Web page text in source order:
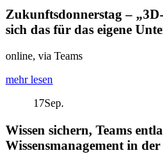
Zukunftsdonnerstag –
sich das für das eigene
online, via Teams
mehr lesen
17Sep.
Wissen sichern, Teams
Wissensmanagement in